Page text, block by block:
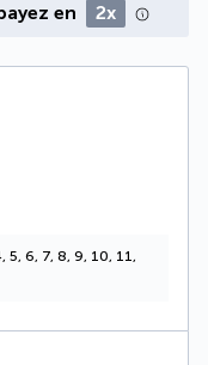
en 2x
5, 6, 7, 8, 9, 10, 11,